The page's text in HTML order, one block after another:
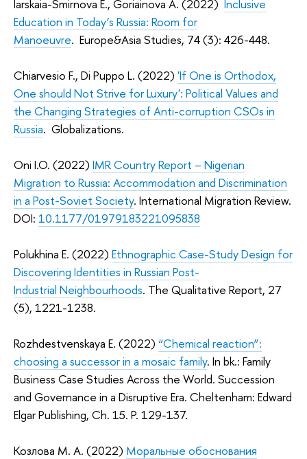
Iarskaia-Smirnova E., Goriainova A. (2022) Inclusive
Education in Today’s Russia: Room for
Manoeuvre. Europe&Asia Studies, 74 (3): 426-448.
Chiarvesio F., Di Puppo L. (2022) 'If One is Orthodox,
One should Not Strive for Luxury': Political Values and
the Changing Strategies of Anti-corruption CSOs in
Russia. Globalizations.
Oni I.O. (2022) IMR Country Report – Nigerian
Migration to Russia: Accommodation and Discrimination
in a Post-Soviet Society. International Migration Review.
DOI: 10.1177/01979183221095838
Polukhina E. (2022) Ethnographic Case-Study Design for
Discovering Identities in Russian Post-
Industrial Neighbourhoods. The Qualitative Report, 27
(5), 1221-1238.
Rozhdestvenskaya E. (2022) “Chemical reaction”:
choosing a successor in a mosaic family. In bk.: Family
Business Case Studies Across the World. Succession
and Governance in a Disruptive Era. Cheltenham: Edward
Elgar Publishing, Ch. 15. P. 129-137.
Козлова М. А. (2022) Моральные обоснования